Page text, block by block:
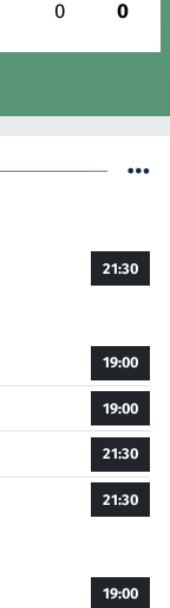
0 0
21:30
19:00
19:00
21:30
21:30
19:00